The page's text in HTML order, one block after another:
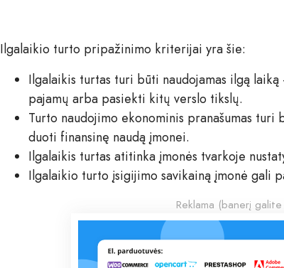
Ilgalaikio turto pripažinimo kriterijai yra šie:
Ilgalaikis turtas turi būti naudojamas ilgą
pajamų arba pasiekti kitų verslo tikslų.
Turto naudojimo ekonominis pranašumas
duoti finansinę naudą įmonei.
Ilgalaikis turtas atitinka įmonės tvarkoje
Ilgalaikio turto įsigijimo savikainą įmonė gali
Reklama (banerį